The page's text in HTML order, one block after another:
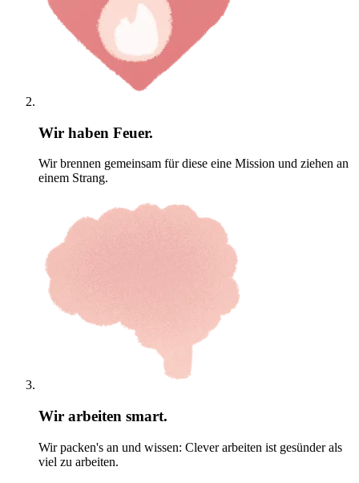
Wir haben Feuer.
Wir brennen gemeinsam für diese eine Mission und ziehen an
einem Strang.
Wir arbeiten smart.
Wir packen's an und wissen: Clever arbeiten ist gesünder als
viel zu arbeiten.